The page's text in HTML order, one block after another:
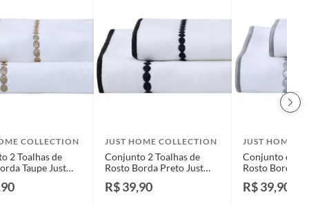
COLLECTION
2 Toalhas de
Taupe Just
JUST HOME COLLECTION
Conjunto 2 Toalhas de
Rosto Borda Preto Just
R$ 39,90
JUST HOME
Conjunto com
Rosto Borda
R$ 39,90